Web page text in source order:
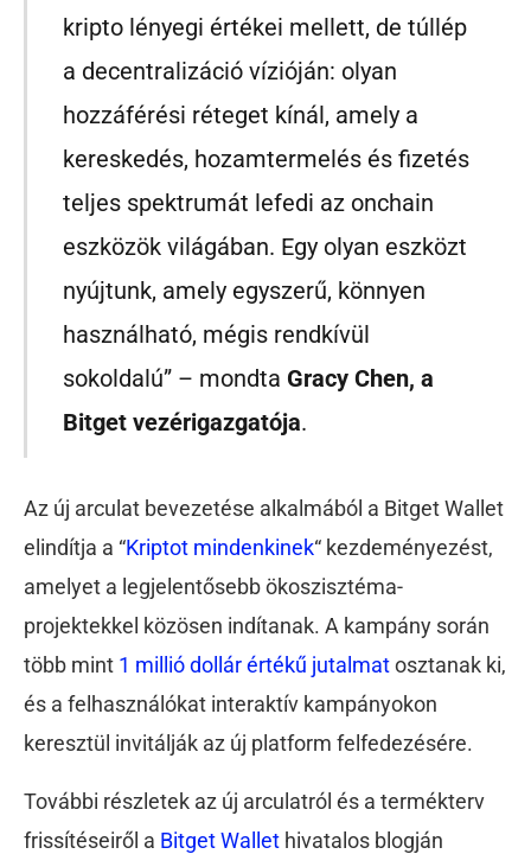
kripto lényegi értékei mellett, de túllép
a decentralizáció vízióján: olyan
hozzáférési réteget kínál, amely a
kereskedés, hozamtermelés és fizetés
teljes spektrumát lefedi az onchain
eszközök világában. Egy olyan eszközt
nyújtunk, amely egyszerű, könnyen
használható, mégis rendkívül
sokoldalú” – mondta Gracy Chen, a
Bitget vezérigazgatója.
Az új arculat bevezetése alkalmából a Bitget Wallet
elindítja a “Kriptot mindenkinek“ kezdeményezést,
amelyet a legjelentősebb ökoszisztéma-
projektekkel közösen indítanak. A kampány során
több mint 1 millió dollár értékű jutalmatosztanak ki,
és a felhasználókat interaktív kampányokon
keresztül invitálják az új platform felfedezésére.
További részletek az új arculatról és a termékterv
frissítéseiről a Bitget Wallet hivatalos blogján